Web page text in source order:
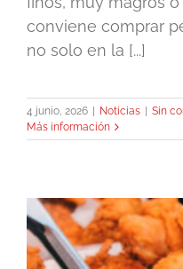
conviene comprar
no solo en la [...]
4 junio, 2026 Noticias
Sin
Más información